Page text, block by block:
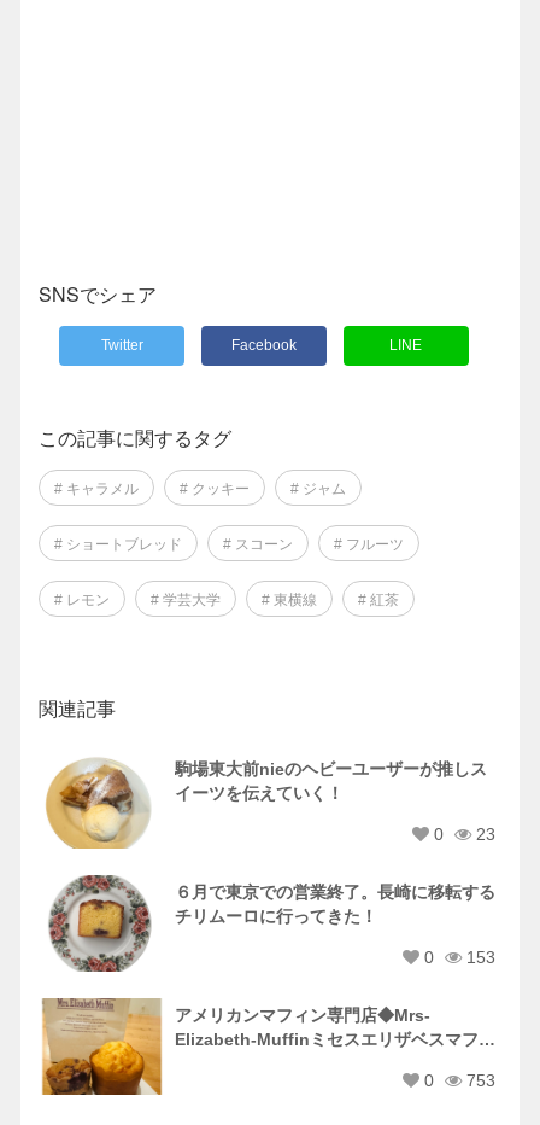
SNSでシェア
Twitter Facebook LINE
この記事に関するタグ
# キャラメル # クッキー # ジャム
# ショートブレッド # スコーン # フルーツ
# レモン # 学芸大学 # 東横線 # 紅茶
関連記事
駒場東大前nieのヘビーユーザーが推しス
イーツを伝えていく！
0 23
６月で東京での営業終了。長崎に移転する
チリムーロに行ってきた！
0 153
アメリカンマフィン専門店◆Mrs-
Elizabeth-Muffinミセスエリザベスマフィ
0
753